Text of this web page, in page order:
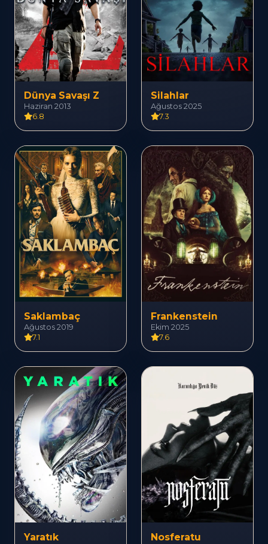
Dünya Savaşı Z
Haziran 2013
6.8
Silahlar
Ağustos 2025
7.3
Saklambaç
Ağustos 2019
7.1
Frankenstein
Ekim 2025
7.6
Yaratık Nosferatu